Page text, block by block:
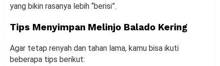
yang bikin rasanya lebih “berisi”.
Tips Menyimpan Melinjo Balado Kering
Agar tetap renyah dan tahan lama, kamu bisa ikuti
beberapa tips berikut: